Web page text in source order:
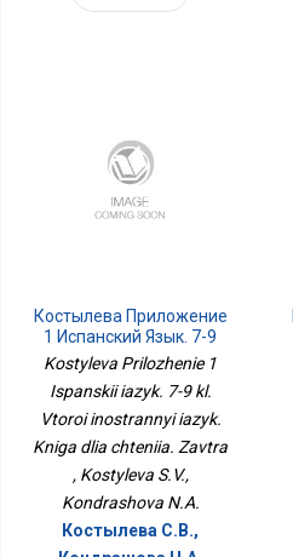
Костылева Приложение
1 Испанский Язык. 7-9
Кл. Второй Иностранный
Язык. Книга Для Чтения.
Завтра
Kostyleva Prilozhenie 1
Ispanskii iazyk. 7-9 kl.
Vtoroi inostrannyi iazyk.
Kniga dlia chteniia. Zavtra
, Kostyleva S.V.,
Kondrashova N.A.
Костылева С.В.,